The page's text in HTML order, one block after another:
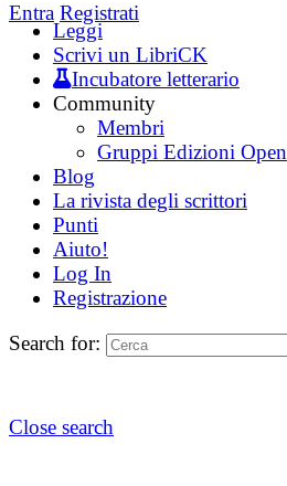
Entra Registrati
Leggi
Scrivi un LibriCK
Incubatore letterario
Community
Membri
Gruppi Edizioni Open
Blog
La rivista degli scrittori
Punti
Aiuto!
Log In
Registrazione
Search for:
Close search